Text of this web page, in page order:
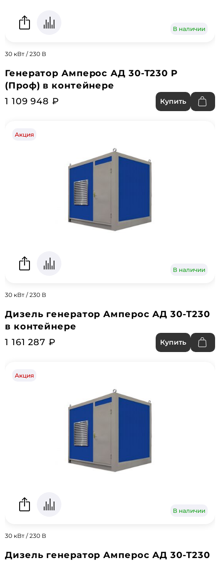
В наличии
30 кВт / 230 В
Генератор Амперос АД 30-Т230 P
(Проф) в контейнере
1 109 948 ₽
Купить
Акция
В наличии
30 кВт / 230 В
Дизель генератор Амперос АД 30-Т230
в контейнере
1 161 287 ₽
Купить
Акция
В наличии
30 кВт / 230 В
Дизель генератор Амперос АД 30-Т230